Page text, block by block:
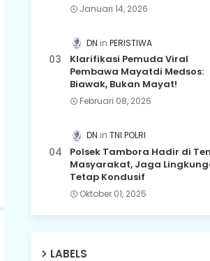
Januari 14, 2026
DN PERISTIWA
Klarifikasi Pemuda Viral
Pembawa Mayatdi Medsos:
Biawak, Bukan Mayat!
Februari 08, 2026
DN TNI POLRI
Polsek Tambora Hadir di
Masyarakat, Jaga
Tetap Kondusif
Oktober 01, 2025
LABELS